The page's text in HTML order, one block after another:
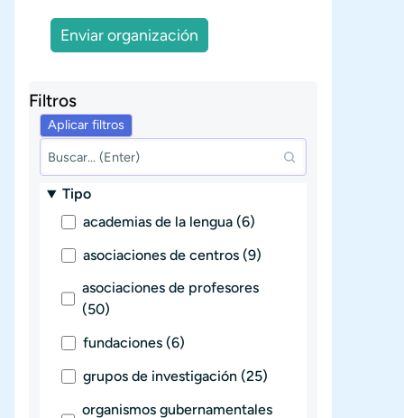
Enviar organización
Filtros
Tipo
academias de la lengua (6)
asociaciones de centros (9)
asociaciones de profesores
(50)
fundaciones (6)
grupos de investigación (25)
organismos gubernamentales